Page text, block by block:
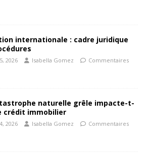
internationale : cadre juridique
2026 Isabella Gomez
Commentaires
naturelle grêle impacte-t-
crédit immobilier
2026 Isabella Gomez
Commentaires